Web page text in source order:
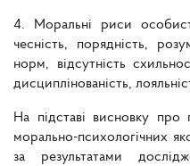
4. Моральні риси
чесність, порядність,
норм, відсутність
дисциплінованість,
На підставі висновку про
морально-психологічних
за результатами